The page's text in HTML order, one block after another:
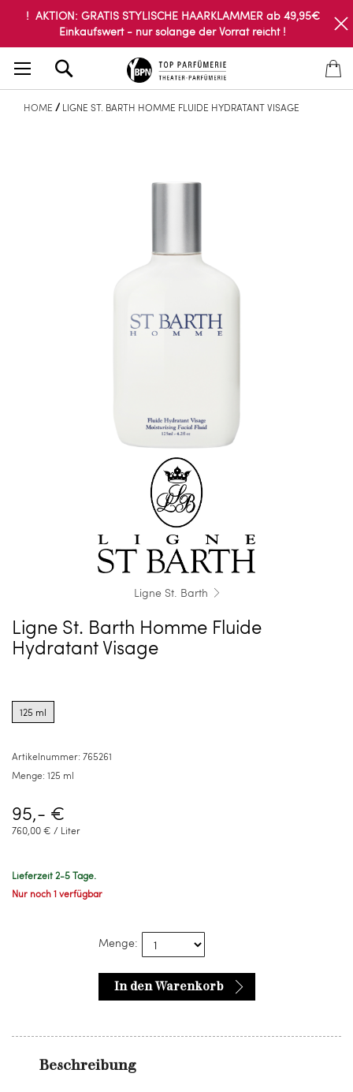
! AKTION: GRATIS STYLISCHE HAARKLAMMER ab 49,95€
Einkaufswert - nur solange der Vorrat reicht !
HOME LIGNE ST. BARTH HOMME FLUIDE HYDRATANT VISAGE
Ligne St. Barth
Ligne St. Barth Homme Fluide
Hydratant Visage
options
for
125 ml
Artikelnummer: 765261
Menge: 125 ml
95,- €
760,00 € / Liter
Lieferzeit 2-5 Tage.
Nur noch 1 verfügbar
Menge:
In den Warenkorb
Beschreibung